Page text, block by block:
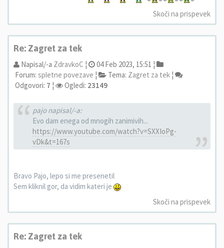
Skoči na prispevek
Re: Zagret za tek
Napisal/-a ZdravkoC ¦
04 Feb 2023, 15:51 ¦
Forum: spletne povezave ¦ Tema: Zagret za tek ¦
Odgovori: 7 ¦ Ogledi: 23149
pajo napisal/-a:
Evo dam enega od mnogih zanimivih...
https://www.youtube.com/watch?v=SXXIoPg-
vDk&t=167s
Bravo Pajo, lepo si me presenetil
Sem kliknil gor, da vidim kateri je
Skoči na prispevek
Re: Zagret za tek